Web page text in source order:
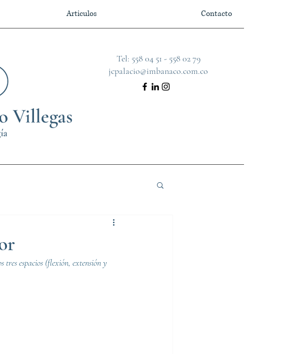
Articulos Contacto
Tel: 558 04 51 - 558 02 79
jcpalacio@imbanaco.com.co
tres espacios (flexión, extensión y